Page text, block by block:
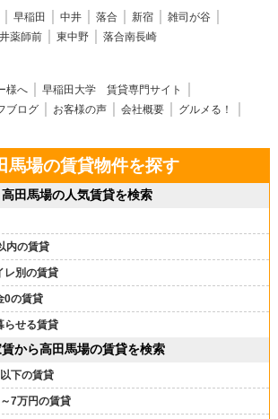
早稲田 中井 落合 新宿
雑司が谷
薬師前 東中野 落合南長崎
様へ
早稲田大学 賃貸専門サイト
ブログ お客様の声 会社概要
グルメる！
馬場の賃貸物件を探す
高田馬場の人気賃貸を検索
内の賃貸
レ別の賃貸
0の賃貸
らせる賃貸
から高田馬場の賃貸を検索
下の賃貸
7万円の賃貸